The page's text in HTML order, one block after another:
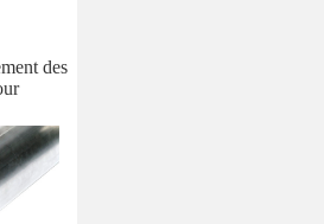
des